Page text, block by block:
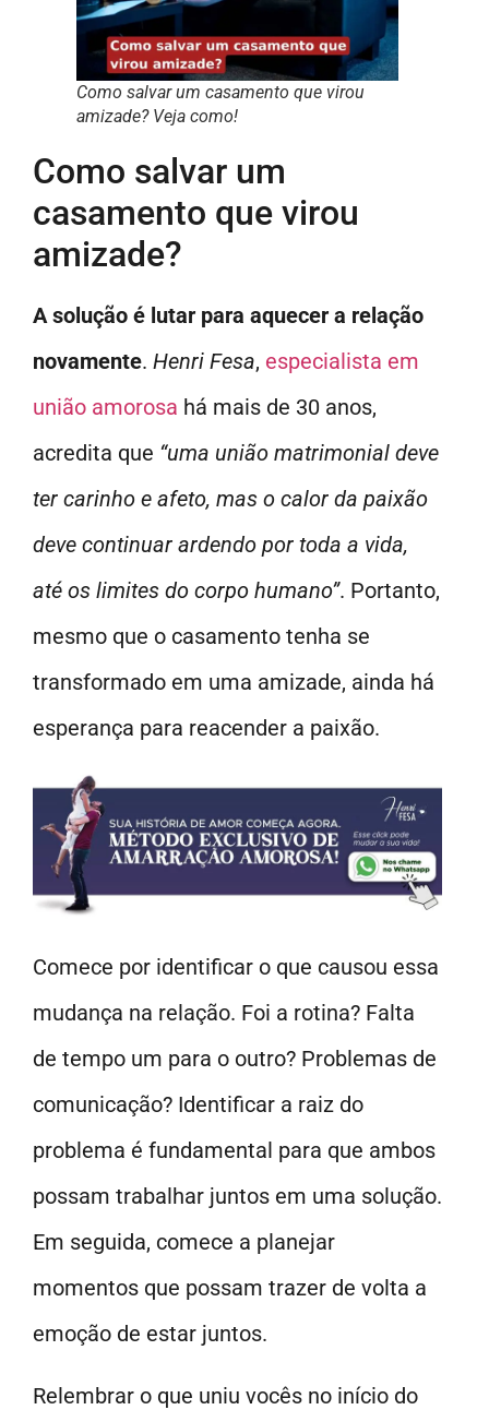
Como salvar um casamento que virou
amizade? Veja como!
Como salvar um
casamento que virou
amizade?
A solução é lutar para aquecer a relação
novamente. Henri Fesa, especialista em
união amorosa há mais de 30 anos,
acredita que “uma união matrimonial deve
ter carinho e afeto, mas o calor da paixão
deve continuar ardendo por toda a vida,
até os limites do corpo humano”. Portanto,
mesmo que o casamento tenha se
transformado em uma amizade, ainda há
esperança para reacender a paixão.
Comece por identificar o que causou essa
mudança na relação. Foi a rotina? Falta
de tempo um para o outro? Problemas de
comunicação? Identificar a raiz do
problema é fundamental para que ambos
possam trabalhar juntos em uma solução.
Em seguida, comece a planejar
momentos que possam trazer de volta a
emoção de estar juntos.
Relembrar o que uniu vocês no início do